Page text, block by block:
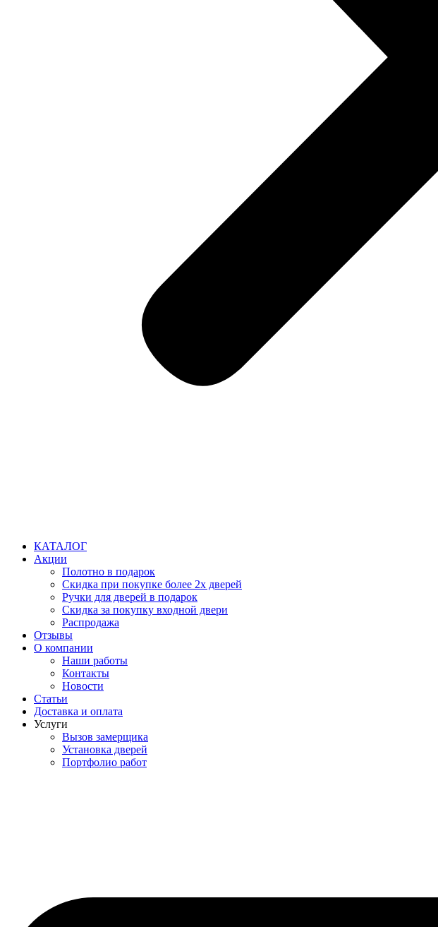
КАТАЛОГ
Акции
Полотно в подарок
Скидка при покупке более 2х дверей
Ручки для дверей в подарок
Скидка за покупку входной двери
Распродажа
Отзывы
О компании
Наши работы
Контакты
Новости
Статьи
Доставка и оплата
Услуги
Вызов замерщика
Установка дверей
Портфолио работ